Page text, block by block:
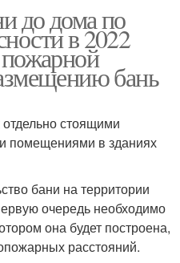
до дома по
в 2022
бань
стоящими
помещениями в зданиях
бани на территории
очередь необходимо
она будет построена,
расстояний.